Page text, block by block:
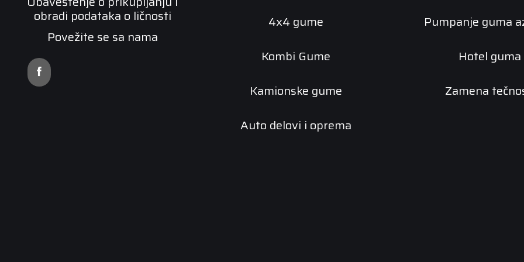
obradi podataka o ličnosti
Povežite se sa nama
4x4 gume
Kombi Gume
Kamionske gume
Auto delovi i oprema
Pumpanje guma
Hotel guma
Zamena